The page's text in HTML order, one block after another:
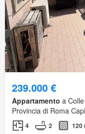
239.000 €
Appartamento a
Provincia di Roma
4 2
120